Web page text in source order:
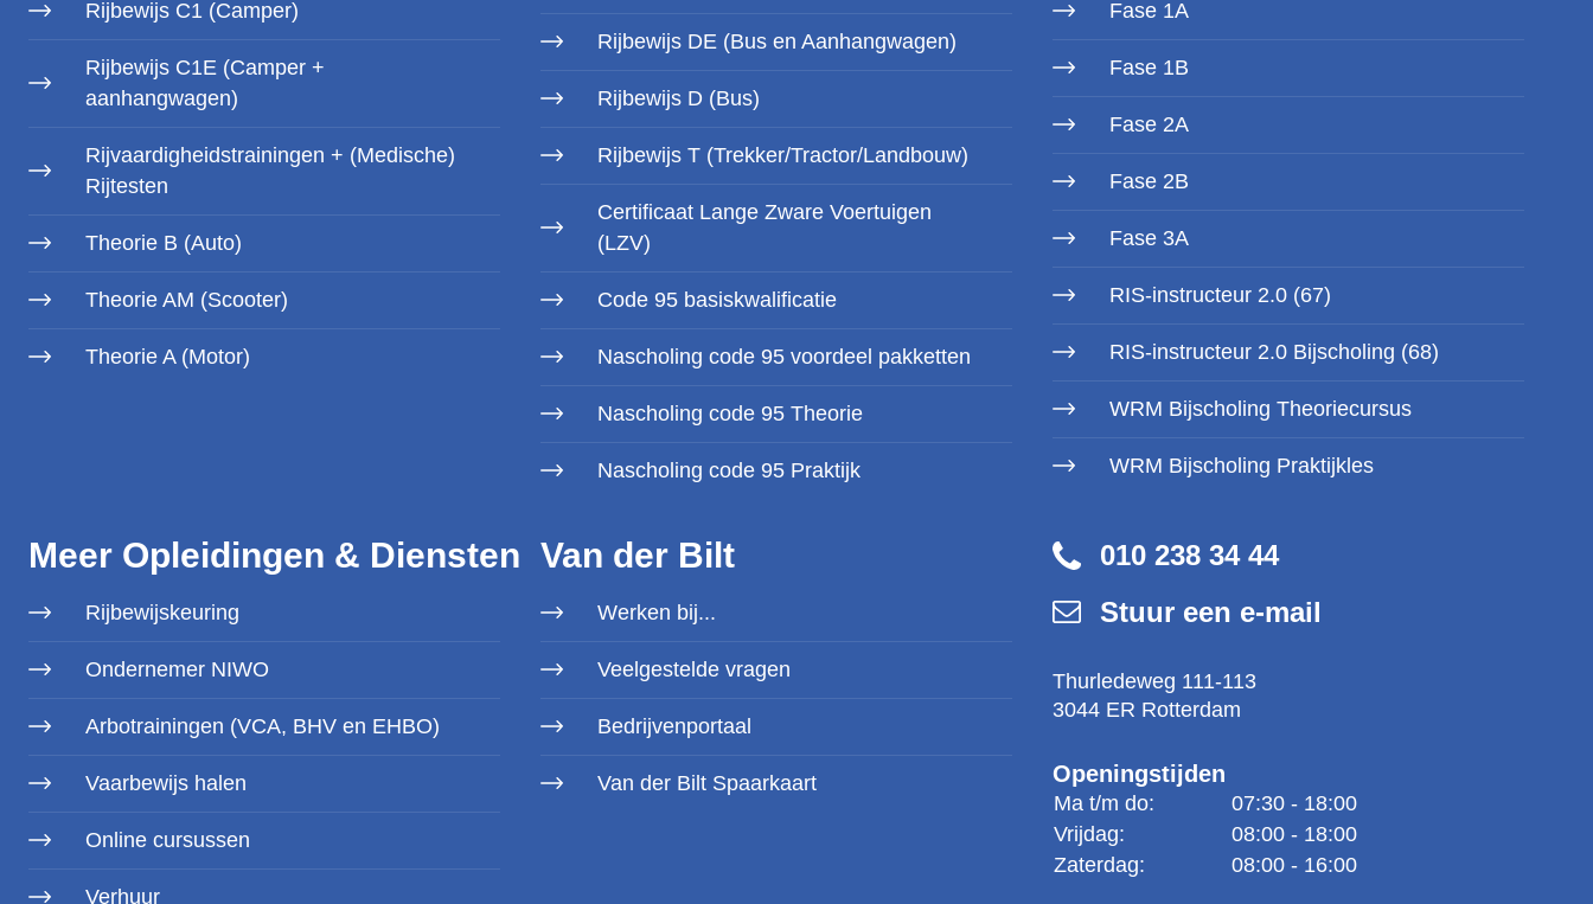
Rijbewijs C1 (Camper)
Rijbewijs C1E (Camper +
aanhangwagen)
Rijvaardigheidstrainingen + (Medische)
Rijtesten
Theorie B (Auto)
Theorie AM (Scooter)
Theorie A (Motor)
Rijbewijs DE (Bus en Aanhangwagen)
Rijbewijs D (Bus)
Rijbewijs T (Trekker/Tractor/Landbouw)
Certificaat Lange Zware Voertuigen
(LZV)
Code 95 basiskwalificatie
Nascholing code 95 voordeel pakketten
Nascholing code 95 Theorie
Nascholing code 95 Praktijk
Fase 1A
Fase 1B
Fase 2A
Fase 2B
Fase 3A
RIS-instructeur 2.0 (67)
RIS-instructeur 2.0 Bijscholing (68)
WRM Bijscholing Theoriecursus
WRM Bijscholing Praktijkles
Meer Opleidingen & Diensten
Rijbewijskeuring
Ondernemer NIWO
Arbotrainingen (VCA, BHV en EHBO)
Vaarbewijs halen
Online cursussen
Verhuur
Van der Bilt
Werken bij...
Veelgestelde vragen
Bedrijvenportaal
Van der Bilt Spaarkaart
010 238 34 44
Stuur een e-mail
Thurledeweg 111-113
3044 ER Rotterdam
Openingstijden
Ma t/m do:
07:30 - 18:00
Vrijdag:
08:00 - 18:00
Zaterdag:
08:00 - 16:00